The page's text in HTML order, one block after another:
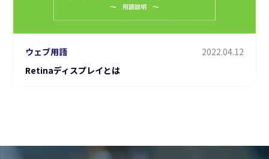
ウェブ用語
2022.04.12
Retinaディスプレイとは